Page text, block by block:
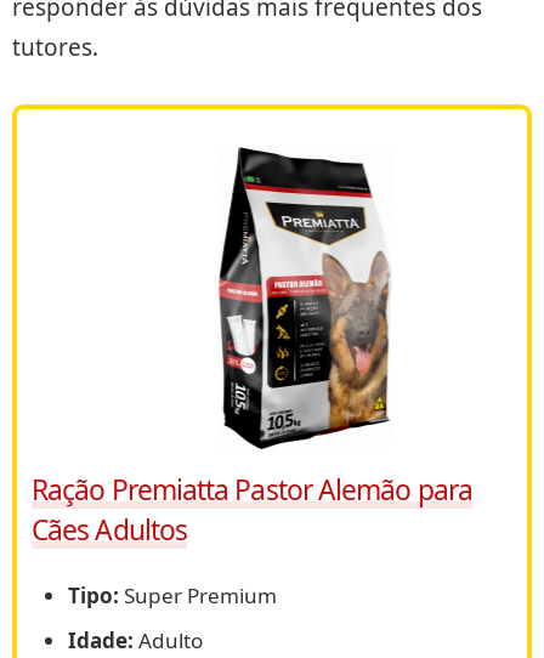
responder às dúvidas mais frequentes dos
tutores.
Ração Premiatta Pastor Alemão para
Cães Adultos
Tipo: Super Premium
Idade: Adulto